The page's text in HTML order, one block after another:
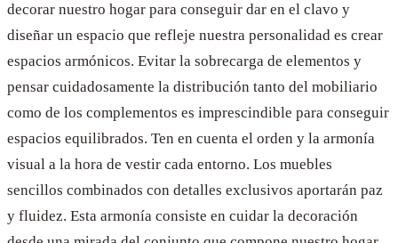
decorar nuestro hogar para conseguir dar en el clavo y
diseñar un espacio que refleje nuestra personalidad es crear
espacios armónicos. Evitar la sobrecarga de elementos y
pensar cuidadosamente la distribución tanto del mobiliario
como de los complementos es imprescindible para conseguir
espacios equilibrados. Ten en cuenta el orden y la armonía
visual a la hora de vestir cada entorno. Los muebles
sencillos combinados con detalles exclusivos aportarán paz
y fluidez. Esta armonía consiste en cuidar la decoración